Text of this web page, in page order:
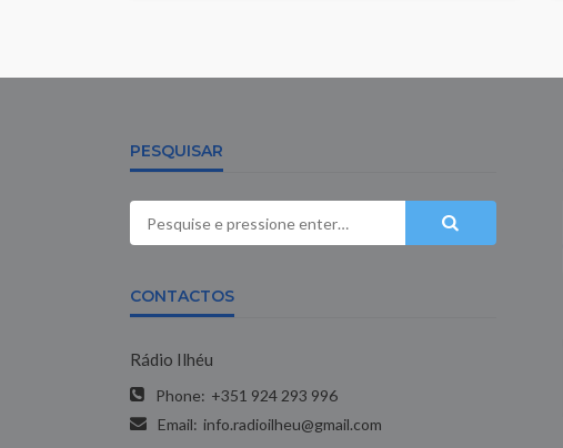
PESQUISAR
CONTACTOS
Rádio Ilhéu
Phone: +351 924 293 996
Email: info.radioilheu@gmail.com